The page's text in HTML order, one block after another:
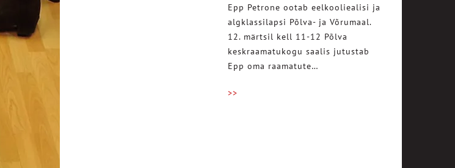
Epp Petrone ootab eelkooliealisi ja
algklassilapsi Põlva- ja Võrumaal.
12. märtsil kell 11-12 Põlva
keskraamatukogu saalis jutustab
Epp oma raamatute…
>>